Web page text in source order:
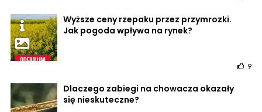
Wyższe ceny rzepaku przez przymrozki.
Jak pogoda wpływa na rynek?
9
Dlaczego zabiegi na chowacza okazały
się nieskuteczne?